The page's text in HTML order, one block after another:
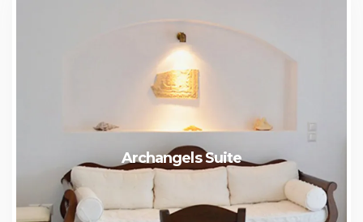
Archangels Suite